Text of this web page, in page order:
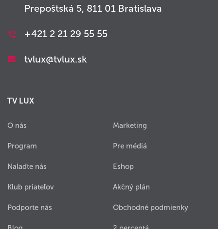
Prepoštská 5, 811 01 Bratislava
+421 2 21 29 55 55
tvlux@tvlux.sk
TV LUX
O nás
Program
Nalaďte nás
Klub priateľov
Podporte nás
Marketing
Pre médiá
Eshop
Akčný plán
Obchodné podmienky